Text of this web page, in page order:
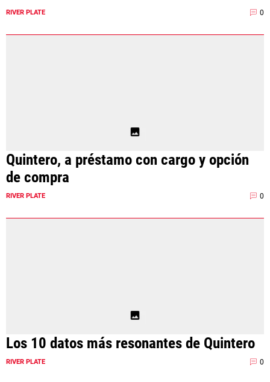
RIVER PLATE 0
Quintero, a préstamo con cargo y opción
de compra
RIVER PLATE 0
Los 10 datos más resonantes de Quintero
RIVER PLATE 0